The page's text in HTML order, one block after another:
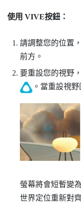
使用 VIVE按鈕：
請調整您的位置
前方。
要重設您的視野
。當重設視
螢幕將會短暫變
世界定位重新對